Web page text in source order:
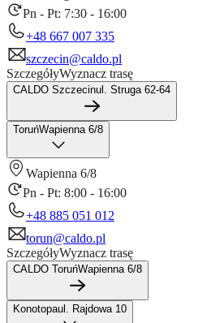
Pn - Pt: 7:30 - 16:00
+48 667 007 335
szczecin@caldo.pl
SzczegółyWyznacz trasę
CALDO Szczecinul. Struga 62-64
ToruńWapienna 6/8
Wapienna 6/8
Pn - Pt: 8:00 - 16:00
+48 885 051 012
torun@caldo.pl
SzczegółyWyznacz trasę
CALDO ToruńWapienna 6/8
Konotopaul. Rajdowa 10